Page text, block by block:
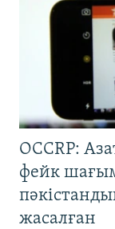
OCCRP:
фейк
жасалған